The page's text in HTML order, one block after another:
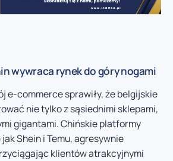
wywraca rynek do góry nogami
e-commerce sprawiły, że belgijskie
nie tylko z sąsiednimi sklepami,
gigantami. Chińskie platformy
Shein i Temu, agresywnie
klientów atrakcyjnymi